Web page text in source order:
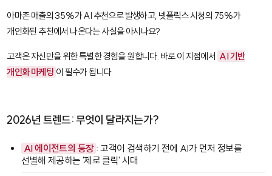
아마존 매출의 35%가 AI 추천으로 발생하고, 넷플릭스 시청의 75%가
개인화된 추천에서 나온다는 사실을 아시나요?
고객은 자신만을 위한 특별한 경험을 원합니다. 바로 이 지점에서 AI 기반
개인화 마케팅 이 필수가 됩니다.
2026년 트렌드: 무엇이 달라지는가?
AI 에이전트의 등장 : 고객이 검색하기 전에 AI가 먼저 정보를
선별해 제공하는 '제로 클릭' 시대